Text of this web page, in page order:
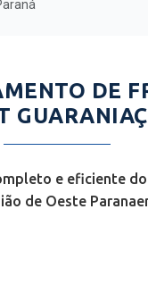
DE
e eficiente
de Oeste